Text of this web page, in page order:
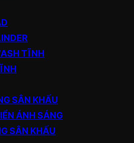
TĨNH
SÂN KHẤU
ÁNH SÁNG
SÂN KHẤU